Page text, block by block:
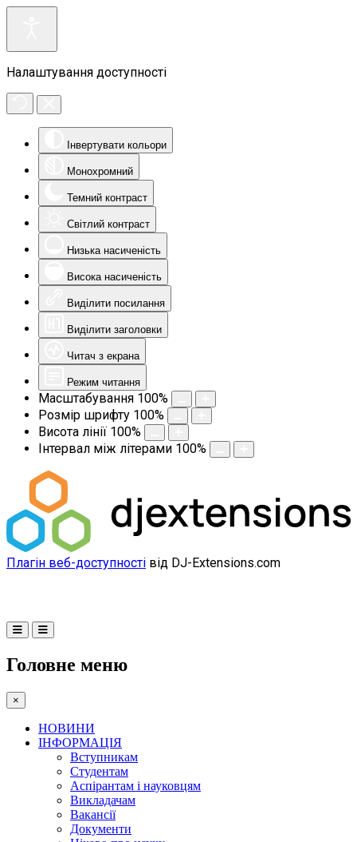
Налаштування доступності
Інвертувати кольори
Монохромний
Темний контраст
Світлий контраст
Низька насиченість
Висока насиченість
Виділити посилання
Виділити заголовки
Читач з екрана
Режим читання
Масштабування 100%
Розмір шрифту 100%
Висота лінії 100%
Інтервал між літерами 100%
Плагін веб-доступності від DJ-Extensions.com
Головне меню
×
НОВИНИ
ІНФОРМАЦІЯ
Вступникам
Студентам
Аспірантам і науковцям
Викладачам
Вакансії
Документи